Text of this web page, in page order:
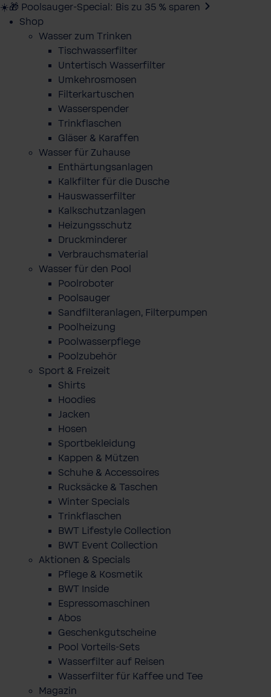
☀️🎁 Poolsauger-Special: Bis zu 35 % sparen
Shop
Wasser zum Trinken
Tischwasserfilter
Untertisch Wasserfilter
Umkehrosmosen
Filterkartuschen
Wasserspender
Trinkflaschen
Gläser & Karaffen
Wasser für Zuhause
Enthärtungsanlagen
Kalkfilter für die Dusche
Hauswasserfilter
Kalkschutzanlagen
Heizungsschutz
Druckminderer
Verbrauchsmaterial
Wasser für den Pool
Poolroboter
Poolsauger
Sandfilteranlagen, Filterpumpen
Poolheizung
Poolwasserpflege
Poolzubehör
Sport & Freizeit
Shirts
Hoodies
Jacken
Hosen
Sportbekleidung
Kappen & Mützen
Schuhe & Accessoires
Rucksäcke & Taschen
Winter Specials
Trinkflaschen
BWT Lifestyle Collection
BWT Event Collection
Aktionen & Specials
Pflege & Kosmetik
BWT Inside
Espressomaschinen
Abos
Geschenkgutscheine
Pool Vorteils-Sets
Wasserfilter auf Reisen
Wasserfilter für Kaffee und Tee
Magazin